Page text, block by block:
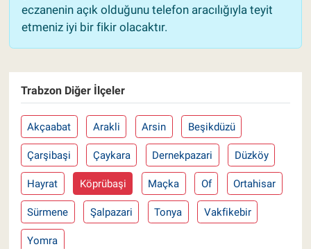
eczanenin açık olduğunu telefon aracılığıyla teyit
etmeniz iyi bir fikir olacaktır.
Trabzon Diğer İlçeler
Akçaabat Arakli Arsin Beşikdüzü
Çarşibaşi Çaykara Dernekpazari Düzköy
Hayrat Köprübaşi Maçka Of Ortahisar
Sürmene Şalpazari Tonya Vakfikebir
Yomra
Üretici Birlikleri
Şeker ve Şekerli Mamüller
Tahıllar ve Baklagiller
Tohum